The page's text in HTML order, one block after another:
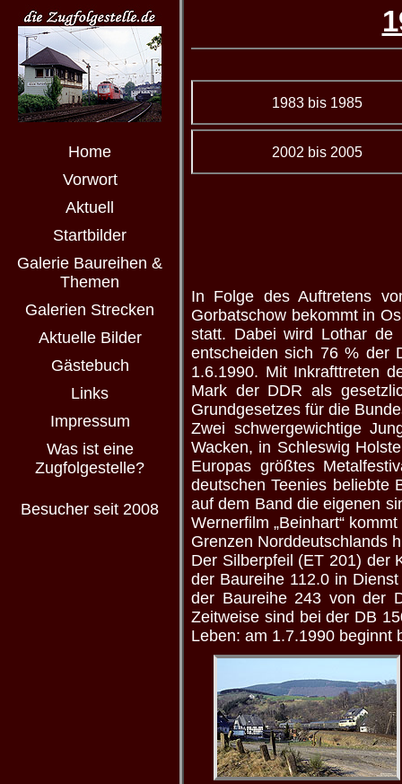
Home
Vorwort
Aktuell
Startbilder
Galerie Baureihen &
Themen
Galerien Strecken
Aktuelle Bilder
Gästebuch
Links
Impressum
Was ist eine
Zugfolgestelle?
Besucher seit 2008
1983 bis 1985
2002 bis 2005
In Folge des Auftretens
Gorbatschow bekommt in
statt. Dabei wird Lothar de
entscheiden sich 76 % der
1.6.1990. Mit Inkrafttreten
Mark der DDR als
Grundgesetzes für die
Zwei schwergewichtige
Wacken, in Schleswig
Europas größtes
deutschen Teenies beliebte
auf dem Band die eigenen
Wernerfilm „Beinhart“
Grenzen Norddeutschlands
Der Silberpfeil (ET 201) der
der Baureihe 112.0 in
der Baureihe 243 von der
Zeitweise sind bei der DB
Leben: am 1.7.1990 beginnt